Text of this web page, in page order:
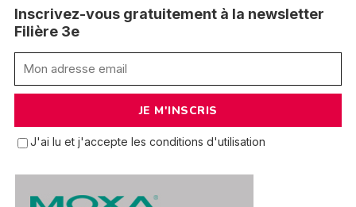
Inscrivez-vous gratuitement à la newsletter
Filière 3e
J'ai lu et j'accepte les conditions d'utilisation